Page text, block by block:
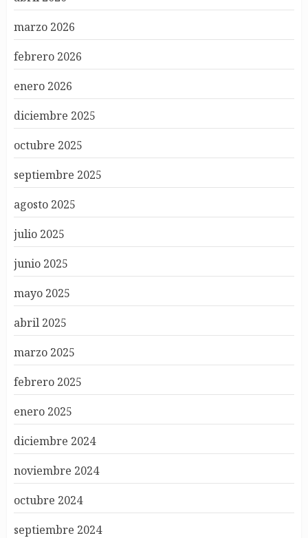
marzo 2026
febrero 2026
enero 2026
diciembre 2025
octubre 2025
septiembre 2025
agosto 2025
julio 2025
junio 2025
mayo 2025
abril 2025
marzo 2025
febrero 2025
enero 2025
diciembre 2024
noviembre 2024
octubre 2024
septiembre 2024